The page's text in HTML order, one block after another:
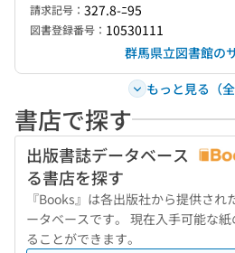
請求記号： 327.8-ﾆ95
図書登録番号： 10530111
群馬県立図書館の
もっと見る（全
書店で探す
出版書誌データベース
る書店を探す
『Books』は各出版社から提供さ
ータベースです。 現在入手可能な
ることができます。